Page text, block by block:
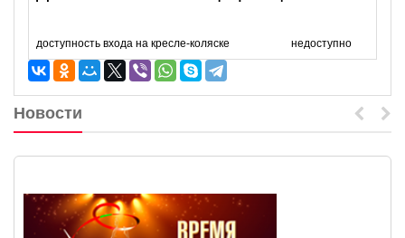
доступность входа на кресле-коляске недоступно
Новости